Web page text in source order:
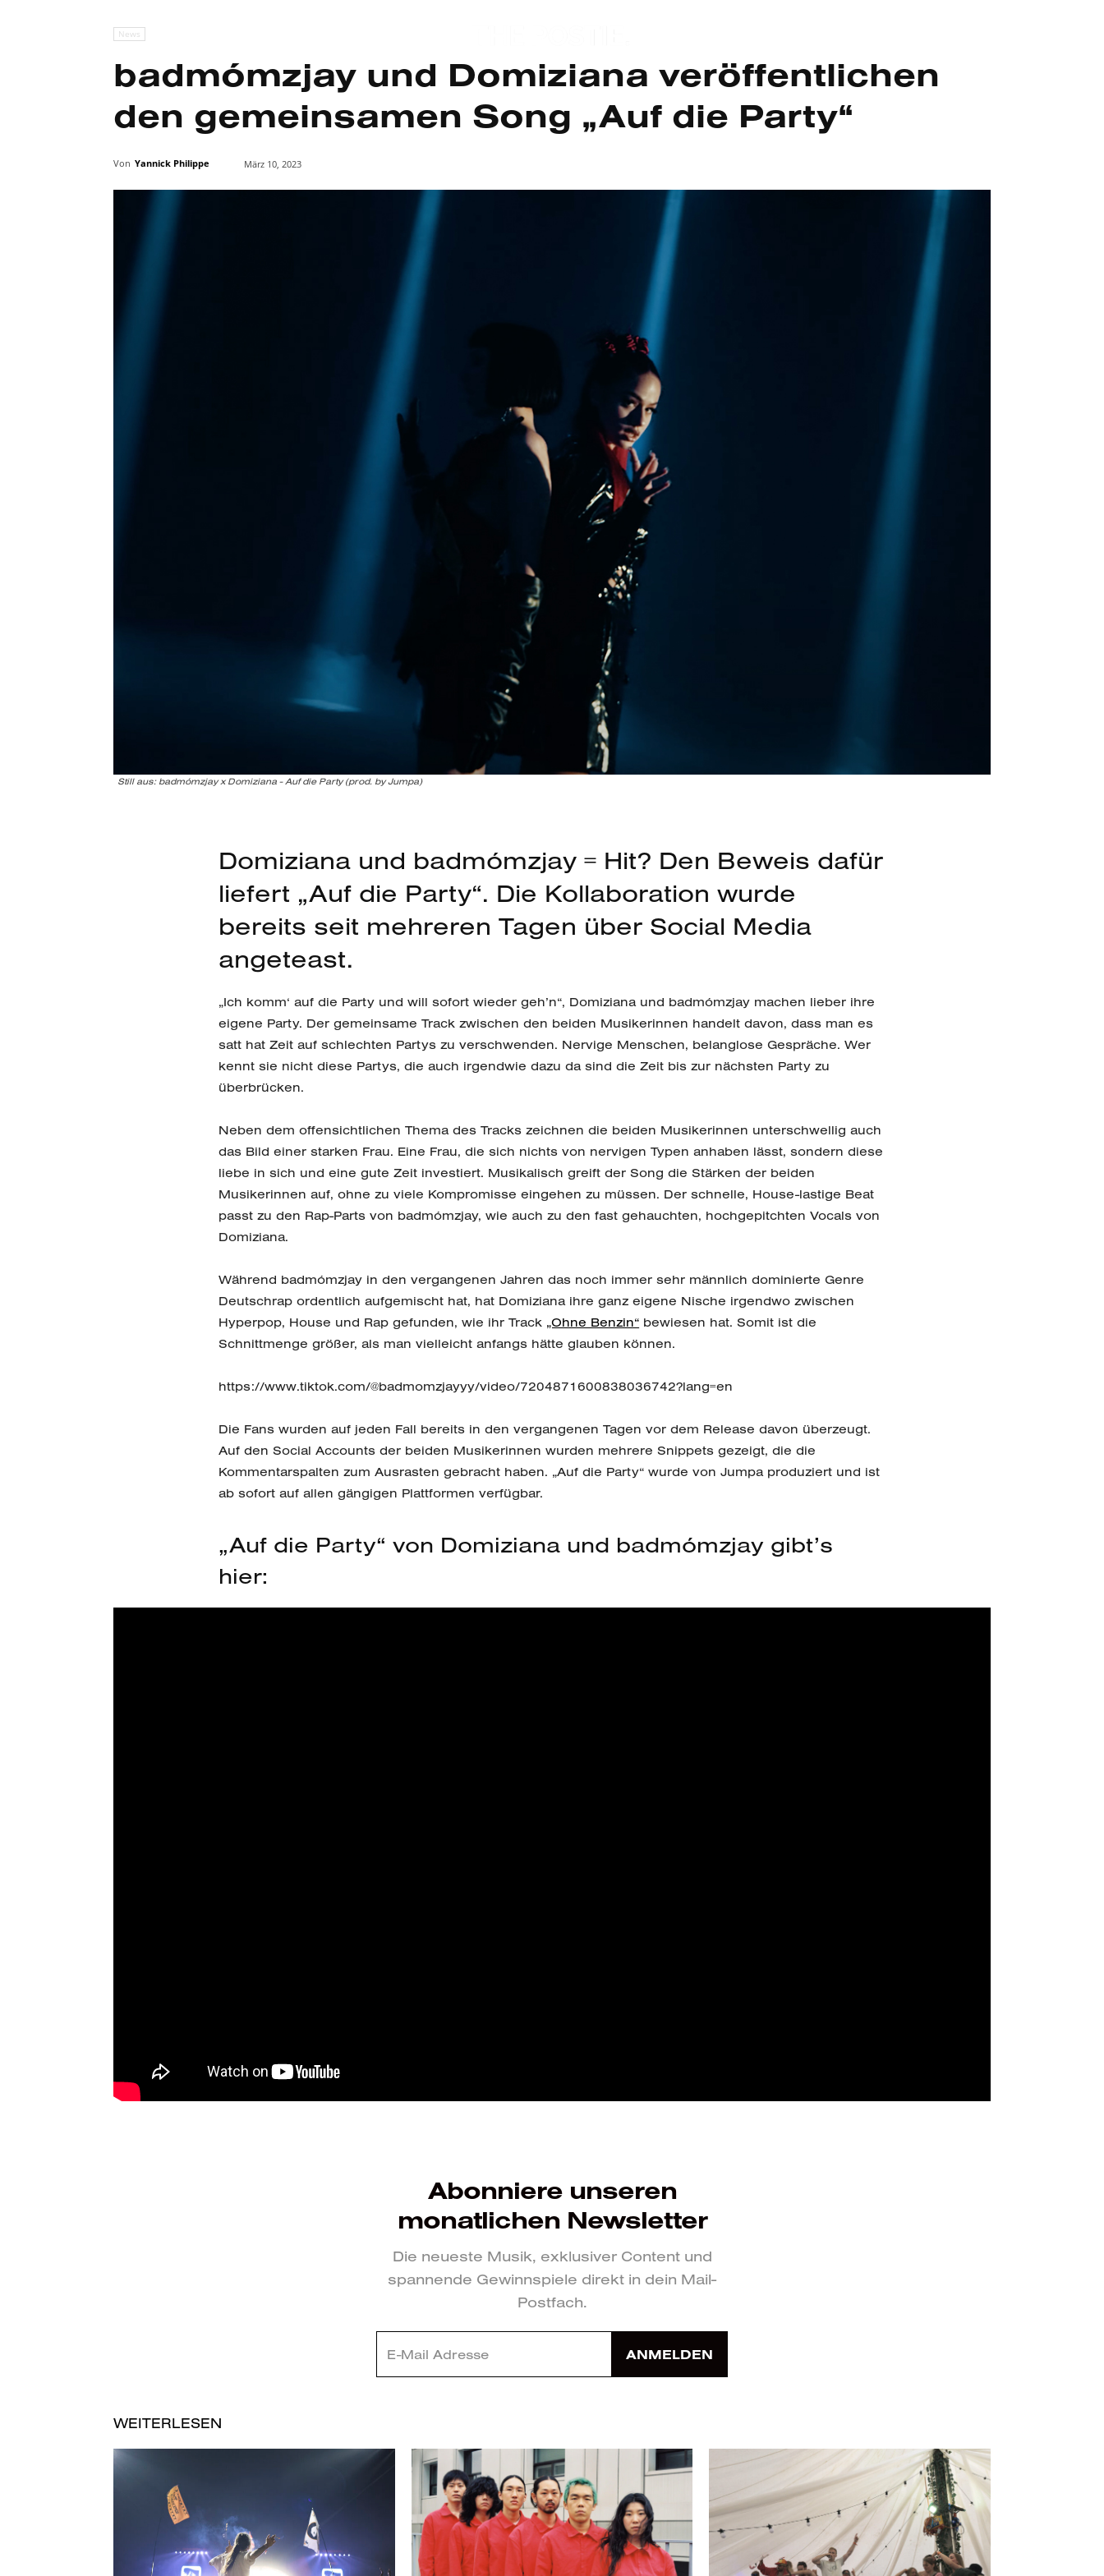
News
badmómzjay und Domiziana veröffentlichen
den gemeinsamen Song „Auf die Party“
Von Yannick Philippe März 10, 2023
Still aus: badmómzjay x Domiziana - Auf die Party (prod. by Jumpa)
Domiziana und badmómzjay = Hit? Den Beweis dafür
liefert „Auf die Party“. Die Kollaboration wurde
bereits seit mehreren Tagen über Social Media
angeteast.
„Ich komm‘ auf die Party und will sofort wieder geh’n“, Domiziana und badmómzjay machen lieber ihre
eigene Party. Der gemeinsame Track zwischen den beiden Musikerinnen handelt davon, dass man es
satt hat Zeit auf schlechten Partys zu verschwenden. Nervige Menschen, belanglose Gespräche. Wer
kennt sie nicht diese Partys, die auch irgendwie dazu da sind die Zeit bis zur nächsten Party zu
überbrücken.
Neben dem offensichtlichen Thema des Tracks zeichnen die beiden Musikerinnen unterschwellig auch
das Bild einer starken Frau. Eine Frau, die sich nichts von nervigen Typen anhaben lässt, sondern diese
liebe in sich und eine gute Zeit investiert. Musikalisch greift der Song die Stärken der beiden
Musikerinnen auf, ohne zu viele Kompromisse eingehen zu müssen. Der schnelle, House-lastige Beat
passt zu den Rap-Parts von badmómzjay, wie auch zu den fast gehauchten, hochgepitchten Vocals von
Domiziana.
Während badmómzjay in den vergangenen Jahren das noch immer sehr männlich dominierte Genre
Deutschrap ordentlich aufgemischt hat, hat Domiziana ihre ganz eigene Nische irgendwo zwischen
Hyperpop, House und Rap gefunden, wie ihr Track „Ohne Benzin“ bewiesen hat. Somit ist die
Schnittmenge größer, als man vielleicht anfangs hätte glauben können.
https://www.tiktok.com/@badmomzjayyy/video/7204871600838036742?lang=en
Die Fans wurden auf jeden Fall bereits in den vergangenen Tagen vor dem Release davon überzeugt.
Auf den Social Accounts der beiden Musikerinnen wurden mehrere Snippets gezeigt, die die
Kommentarspalten zum Ausrasten gebracht haben. „Auf die Party“ wurde von Jumpa produziert und ist
ab sofort auf allen gängigen Plattformen verfügbar.
„Auf die Party“ von Domiziana und badmómzjay gibt’s
hier:
Abonniere unseren
monatlichen Newsletter
Die neueste Musik, exklusiver Content und
spannende Gewinnspiele direkt in dein Mail-
Postfach.
ANMELDEN
WEITERLESEN